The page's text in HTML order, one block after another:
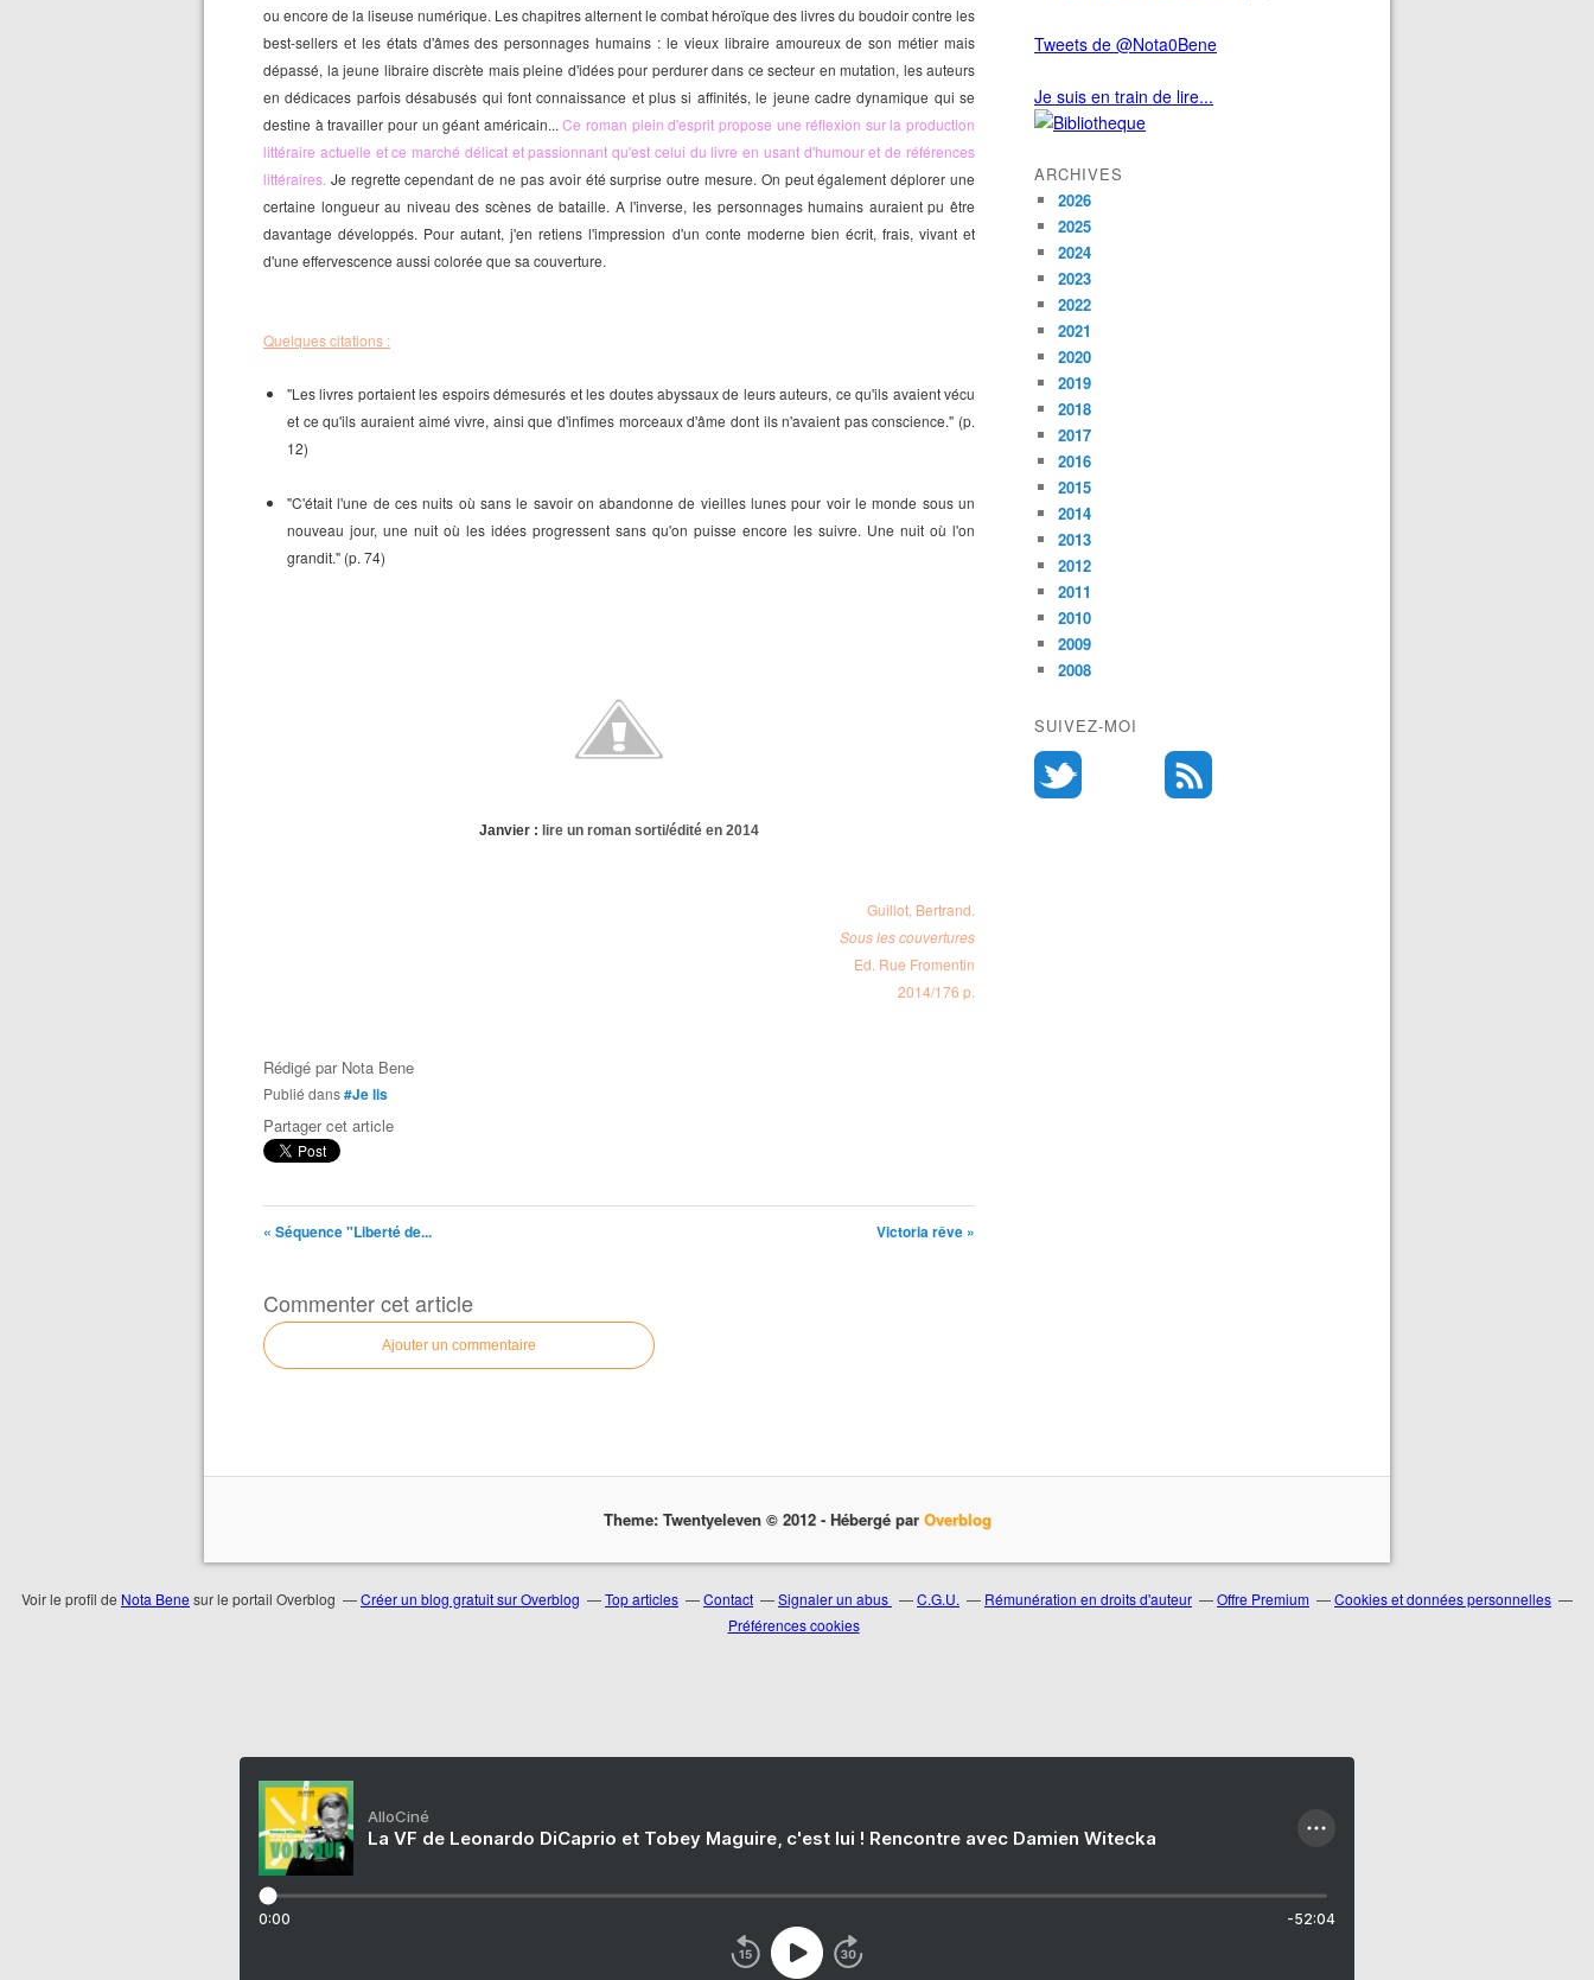
ou encore de la liseuse numérique. Les chapitres alternentle combat héroïque des livres du boudoir contre les
best-sellers et les états d'âmes des personnages humains : le vieux libraire amoureux de son métier mais
dépassé, la jeune libraire discrète mais pleine d'idées pour perdurer dans ce secteur en mutation, les auteurs
en dédicaces parfois désabusés qui font connaissance et plus si affinités, le jeune cadre dynamique qui se
destine à travailler pour un géant américain... Ce roman plein d'esprit propose une réflexion sur la production
littéraire actuelle et ce marché délicat et passionnant qu'est celui du livre en usant d'humour et de références
littéraires. Je regrette cependant de ne pas avoir été surprise outre mesure. On peut également déplorer une
certaine longueur au niveau des scènes de bataille. A l'inverse, les personnages humains auraient pu être
davantage développés. Pour autant, j'en retiens l'impression d'un conte moderne bien écrit, frais, vivant et
d'une effervescence aussi colorée que sa couverture.
Quelques citations :
"Les livres portaient les espoirs démesurés et les doutes abyssaux de leurs auteurs, ce qu'ils avaient vécu
et ce qu'ils auraient aimé vivre, ainsi que d'infimes morceaux d'âme dont ils n'avaient pas conscience." (p.
12)
"C'était l'une de ces nuits où sans le savoir on abandonne de vieilles lunes pour voir le monde sous un
nouveau jour, une nuit où les idées progressent sans qu'on puisse encore les suivre. Une nuit où l'on
grandit." (p. 74)
Janvier : lire un roman sorti/édité en 2014
Guillot, Bertrand.
Sous les couvertures
Ed. Rue Fromentin
2014/176 p.
Rédigé par Nota Bene
Publié dans#Je lis
Partager cet article
« Séquence "Liberté de... Victoria rêve »
Commenter cet article
Ajouter un commentaire
Tweets de @Nota0Bene
Je suis en train de lire...
ARCHIVES
2026
2025
2024
2023
2022
2021
2020
2019
2018
2017
2016
2015
2014
2013
2012
2011
2010
2009
2008
SUIVEZ-MOI
Theme: Twentyeleven © 2012 - Hébergé par Overblog
Voir le profil de Nota Bene sur le portail Overblog Créer un blog gratuit sur Overblog Top articles Contact Signaler un abus C.G.U. Rémunération en droits d'auteur Offre Premium
Cookies et données personnelles
Préférences cookies
AlloCiné
La VF de Leonardo DiCaprio et Tobey Maguire, c'est lui ! Rencontre avec Damien Witecka
0:00 -52:04